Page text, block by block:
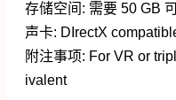
存储空间: 需要 50 GB
声卡: DIrectX
附注事项: For VR or
ivalent